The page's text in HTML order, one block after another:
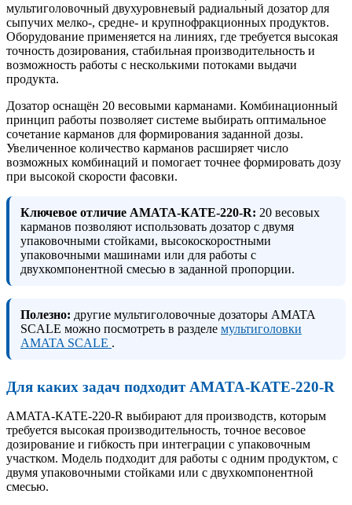
мультиголовочный двухуровневый радиальный дозатор для
сыпучих мелко-, средне- и крупнофракционных продуктов.
Оборудование применяется на линиях, где требуется высокая
точность дозирования, стабильная производительность и
возможность работы с несколькими потоками выдачи
продукта.
Дозатор оснащён 20 весовыми карманами. Комбинационный
принцип работы позволяет системе выбирать оптимальное
сочетание карманов для формирования заданной дозы.
Увеличенное количество карманов расширяет число
возможных комбинаций и помогает точнее формировать дозу
при высокой скорости фасовки.
Ключевое отличие AMATA-КАТЕ-220-R: 20 весовых
карманов позволяют использовать дозатор с двумя
упаковочными стойками, высокоскоростными
упаковочными машинами или для работы с
двухкомпонентной смесью в заданной пропорции.
Полезно: другие мультиголовочные дозаторы AMATA
SCALE можно посмотреть в разделе мультиголовки
AMATA SCALE .
Для каких задач подходит AMATA-КАТЕ-220-R
AMATA-КАТЕ-220-R выбирают для производств, которым
требуется высокая производительность, точное весовое
дозирование и гибкость при интеграции с упаковочным
участком. Модель подходит для работы с одним продуктом, с
двумя упаковочными стойками или с двухкомпонентной
смесью.